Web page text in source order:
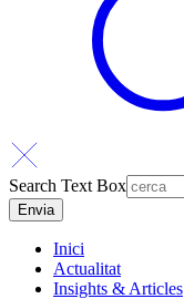
Search Text Box
Inici
Actualitat
Insights & Articles